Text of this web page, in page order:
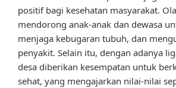
positif bagi kesehatan masyarakat.
mendorong anak-anak dan dewasa
menjaga kebugaran tubuh, dan
penyakit. Selain itu, dengan adanya
desa diberikan kesempatan untuk
sehat, yang mengajarkan nilai-nilai